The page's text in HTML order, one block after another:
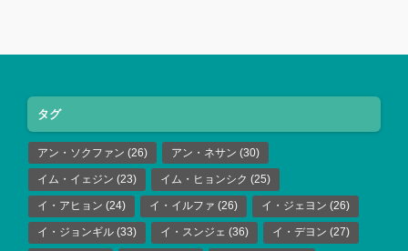
タグ
アン・ソクファン (26) アン・ネサン (30)
イム・イェジン (23) イム・ヒョンシク (25)
イ・アヒョン (24) イ・イルファ (26) イ・ジェヨン (26)
イ・ジョンギル (33) イ・スンジェ (36) イ・デヨン (27)